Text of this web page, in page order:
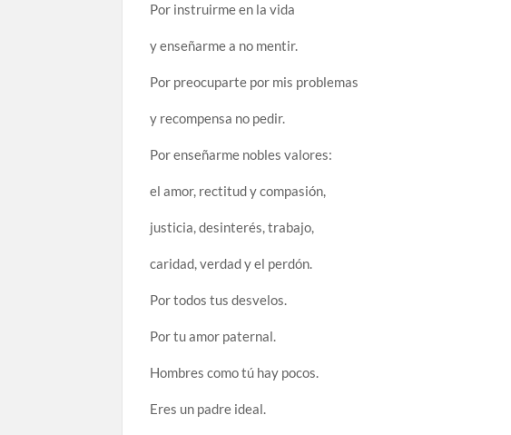
Por instruirme en la vida
y enseñarme a no mentir.
Por preocuparte por mis problemas
y recompensa no pedir.
Por enseñarme nobles valores:
el amor, rectitud y compasión,
justicia, desinterés, trabajo,
caridad, verdad y el perdón.
Por todos tus desvelos.
Por tu amor paternal.
Hombres como tú hay pocos.
Eres un padre ideal.